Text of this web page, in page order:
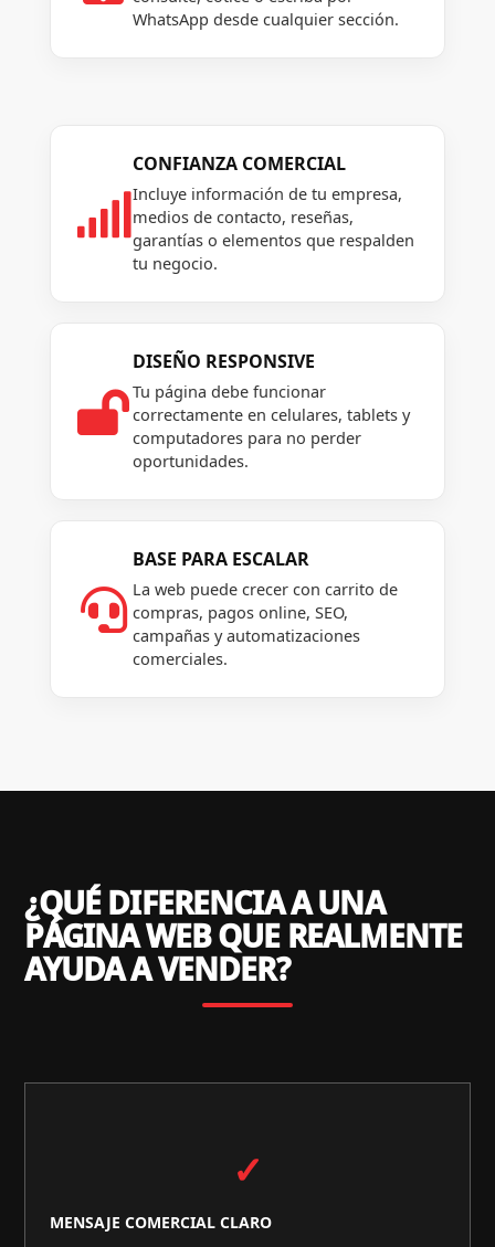
WhatsApp desde cualquier sección.

CONFIANZA COMERCIAL
Incluye información de tu empresa,
medios de contacto, reseñas,
garantías o elementos que respalden
tu negocio.

DISEÑO RESPONSIVE
Tu página debe funcionar
correctamente en celulares, tablets y
computadores para no perder
oportunidades.

BASE PARA ESCALAR
La web puede crecer con carrito de
compras, pagos online, SEO,
campañas y automatizaciones
comerciales.
¿QUÉ DIFERENCIA A UNA
PÁGINA WEB QUE REALMENTE
AYUDA A VENDER?
✓
MENSAJE COMERCIAL CLARO